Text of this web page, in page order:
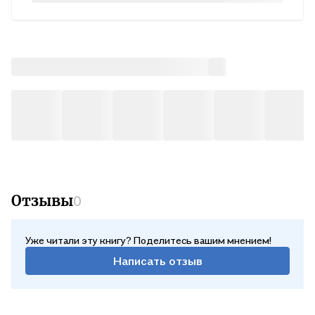
Отзывы0
Уже читали эту книгу? Поделитесь вашим мнением!
Написать отзыв